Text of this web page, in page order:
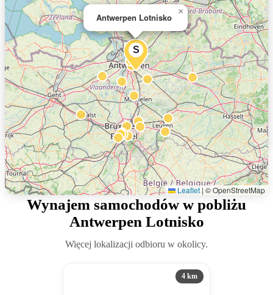
S
Antwerpen Lotnisko
×
Leaflet |© OpenStreetMap
Wynajem samochodów w pobliżu
Antwerpen Lotnisko
Więcej lokalizacji odbioru w okolicy.
4 km